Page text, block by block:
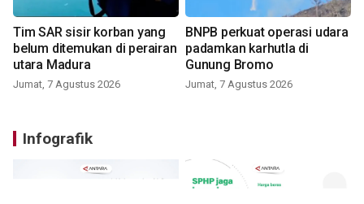
Tim SAR sisir korban yang
belum ditemukan di perairan
utara Madura
Jumat, 7 Agustus 2026
BNPB perkuat operasi udara
padamkan karhutla di
Gunung Bromo
Jumat, 7 Agustus 2026
Infografik